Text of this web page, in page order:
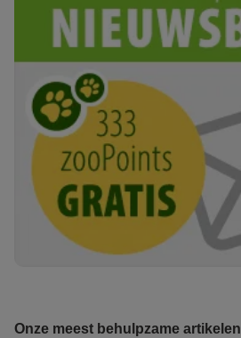
Onze meest behulpzame artikelen